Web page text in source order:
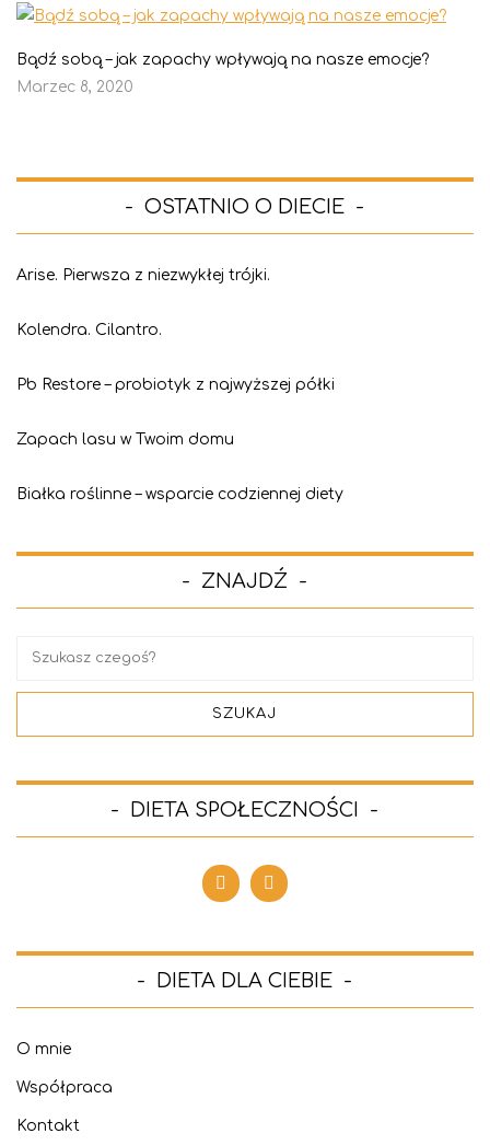
Bądź sobą – jak zapachy wpływają na nasze emocje?
Marzec 8, 2020
OSTATNIO O DIECIE
Arise. Pierwsza z niezwykłej trójki.
Kolendra. Cilantro.
Pb Restore – probiotyk z najwyższej półki
Zapach lasu w Twoim domu
Białka roślinne – wsparcie codziennej diety
ZNAJDŹ
DIETA SPOŁECZNOŚCI
DIETA DLA CIEBIE
O mnie
Współpraca
Kontakt